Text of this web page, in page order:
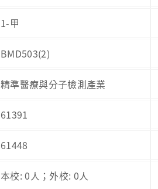
1-甲
BMD503(2)
精準醫療與分子檢測產業
61391
61448
本校: 0人；外校: 0人